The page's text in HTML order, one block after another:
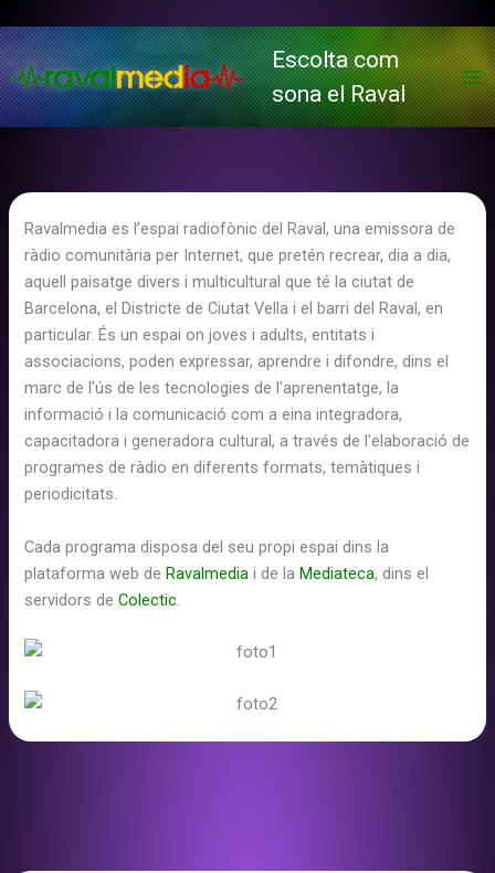
al
contingut
Escolta com
sona el Raval
Ravalmedia es l’espai radiofònic del Raval, una emissora de
ràdio comunitària per Internet, que pretén recrear, dia a dia,
aquell paisatge divers i multicultural que té la ciutat de
Barcelona, el Districte de Ciutat Vella i el barri del Raval, en
particular. És un espai on joves i adults, entitats i
associacions, poden expressar, aprendre i difondre, dins el
marc de l’ús de les tecnologies de l’aprenentatge, la
informació i la comunicació com a eina integradora,
capacitadora i generadora cultural, a través de l’elaboració de
programes de ràdio en diferents formats, temàtiques i
periodicitats.
Cada programa disposa del seu propi espai dins la
plataforma web deRavalmedia i de laMediateca, dins el
servidors deColectic.